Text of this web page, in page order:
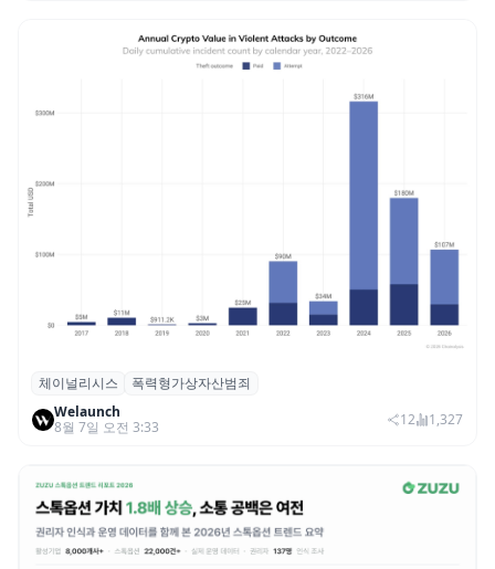
체이널리시스 “가상자산 보유자 대상 폭력
범죄 증가…상반기 탈취액 3000만 달러 돌파
체이널리시스
폭력형가상자산범죄
Welaunch
8월 7일 오전 3:33
12 1,327